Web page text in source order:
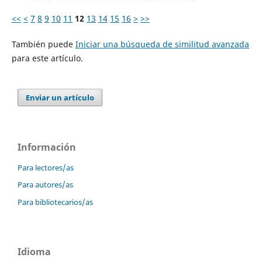
<< < 7 8 9 10 11 12 13 14 15 16 > >>
También puede Iniciar una búsqueda de similitud avanzada
para este artículo.
Enviar un artículo
Información
Para lectores/as
Para autores/as
Para bibliotecarios/as
Idioma